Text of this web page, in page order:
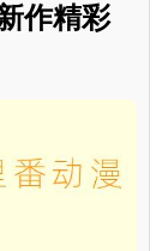
作精彩